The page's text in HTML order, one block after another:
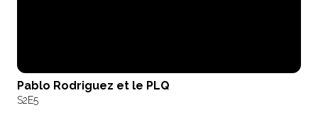
Pablo Rodriguez et le PLQ
S2E5